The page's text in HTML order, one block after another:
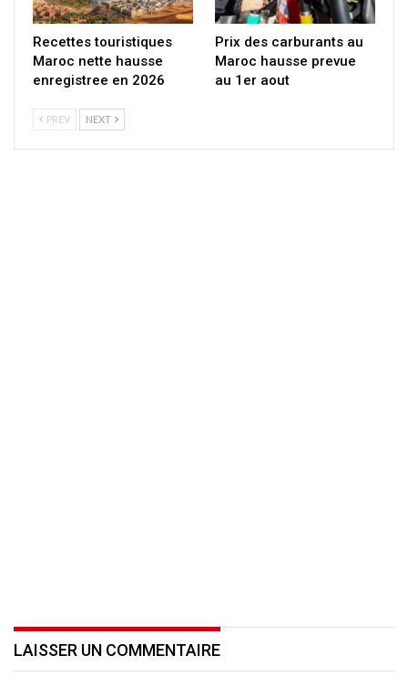
Recettes touristiques
Maroc nette hausse
enregistree en 2026
Prix des carburants au
Maroc hausse prevue
au 1er aout
PREV NEXT
LAISSER UN COMMENTAIRE